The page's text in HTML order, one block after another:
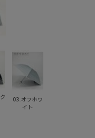
03.オフホワ
イト